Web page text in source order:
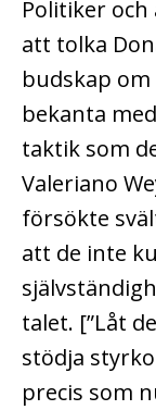
Politiker
att tolka
budskap
bekanta
taktik som
Valeriano
försökte
att de inte
talet. [”Låt
stödja
precis som